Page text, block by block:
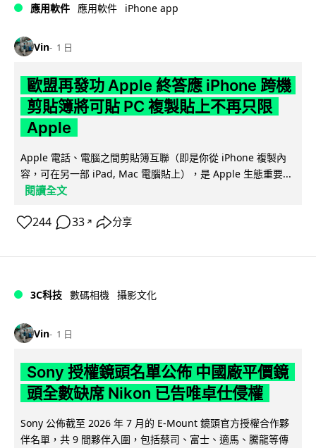
應用軟件 應用軟件 iPhone app
Vin 1 日
歐盟再發功 Apple 終答應 iPhone 跨機
剪貼簿將可貼 PC 複製貼上不再只限
Apple
Apple 電話、電腦之間剪貼簿互聯（即是你從 iPhone 複製內
容，可在另一部 iPad, Mac 電腦貼上），是 Apple 生態重要...
閱讀全文
244 33 ↗ 分享
3C科技 數碼相機 攝影文化
Vin 1 日
Sony 授權鏡頭名單公佈 中國廠平價鏡
頭全數缺席 Nikon 已告唯卓仕侵權
Sony 公佈截至 2026 年 7 月的 E-Mount 鏡頭官方授權合作夥
伴名單，共 9 間夥伴入圍，包括蔡司、富士、適馬、騰龍等傳